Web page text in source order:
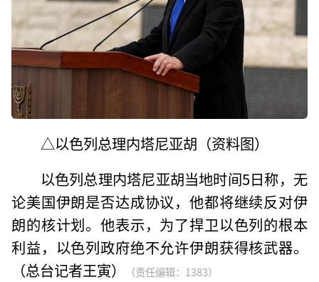
△以色列总理内塔尼亚胡（资料图）
以色列总理内塔尼亚胡当地时间5日称，无
论美国伊朗是否达成协议，他都将继续反对伊
朗的核计划。他表示，为了捍卫以色列的根本
利益，以色列政府绝不允许伊朗获得核武器。
（总台记者王寅）
（责任编辑：1383）